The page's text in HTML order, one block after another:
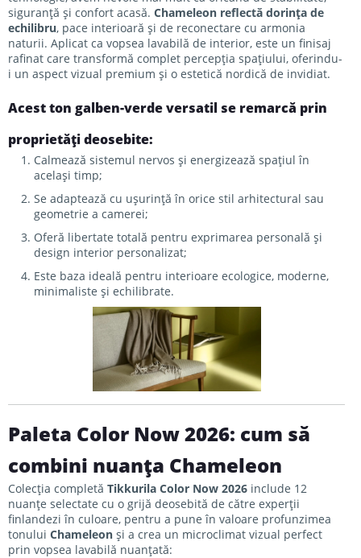
siguranță și confort acasă. Chameleon reflectă dorința de
echilibru, pace interioară și de reconectare cu armonia
naturii. Aplicat ca vopsea lavabilă de interior, este un finisaj
rafinat care transformă complet percepția spațiului, oferindu-
i un aspect vizual premium și o estetică nordică de invidiat.
Acestton galben-verde versatil se remarcă prin
proprietăți deosebite:
Calmează sistemul nervos și energizează spațiul în
același timp;
Se adaptează cu ușurință în orice stil arhitectural sau
geometrie a camerei;
Oferă libertate totală pentru exprimarea personală și
design interior personalizat;
Este baza ideală pentru interioare ecologice, moderne,
minimaliste și echilibrate.
Paleta Color Now 2026: cum să
combini nuanța Chameleon
Colecția completă Tikkurila Color Now 2026 include 12
nuanțe selectate cu o grijă deosebită de către experții
finlandezi în culoare, pentru a pune în valoare profunzimea
tonului Chameleon și a crea un microclimat vizual perfect
prin vopsea lavabilă nuanțată: